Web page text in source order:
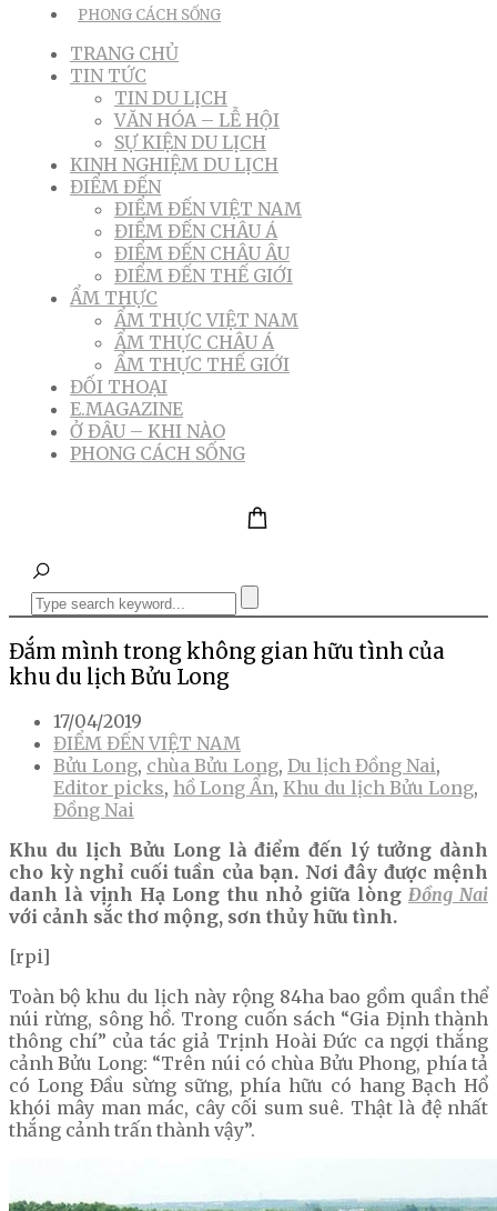
PHONG CÁCH SỐNG
TRANG CHỦ
TIN TỨC
TIN DU LỊCH
VĂN HÓA – LỄ HỘI
SỰ KIỆN DU LỊCH
KINH NGHIỆM DU LỊCH
ĐIỂM ĐẾN
ĐIỂM ĐẾN VIỆT NAM
ĐIỂM ĐẾN CHÂU Á
ĐIỂM ĐẾN CHÂU ÂU
ĐIỂM ĐẾN THẾ GIỚI
ẨM THỰC
ẨM THỰC VIỆT NAM
ẨM THỰC CHÂU Á
ẨM THỰC THẾ GIỚI
ĐỐI THOẠI
E.MAGAZINE
Ở ĐÂU – KHI NÀO
PHONG CÁCH SỐNG
Đắm mình trong không gian hữu tình của
khu du lịch Bửu Long
17/04/2019
ĐIỂM ĐẾN VIỆT NAM
Bửu Long, chùa Bửu Long, Du lịch Đồng Nai,
Editor picks, hồ Long Ẩn, Khu du lịch Bửu Long,
Đồng Nai
Khu du lịch Bửu Long là điểm đến lý tưởng dành
cho kỳ nghỉ cuối tuần của bạn. Nơi đây được mệnh
danh là vịnh Hạ Long thu nhỏ giữa lòng Đồng Nai
với cảnh sắc thơ mộng, sơn thủy hữu tình.
[rpi]
Toàn bộ khu du lịch này rộng 84ha bao gồm quần thể
núi rừng, sông hồ. Trong cuốn sách “Gia Định thành
thông chí” của tác giả Trịnh Hoài Đức ca ngợi thắng
cảnh Bửu Long: “Trên núi có chùa Bửu Phong, phía tả
có Long Ðầu sừng sững, phía hữu có hang Bạch Hổ
khói mây man mác, cây cối sum suê. Thật là đệ nhất
thắng cảnh trấn thành vậy”.